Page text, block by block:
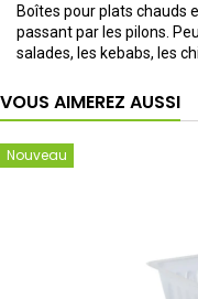
Boîtes pour plats chauds
passant par les pilons.
salades, les kebabs, les
VOUS AIMEREZ AUSSI
Nouveau